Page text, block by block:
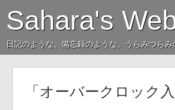
Sahara's
日記のような、備忘録のような、うらみつら
「オーバークロック